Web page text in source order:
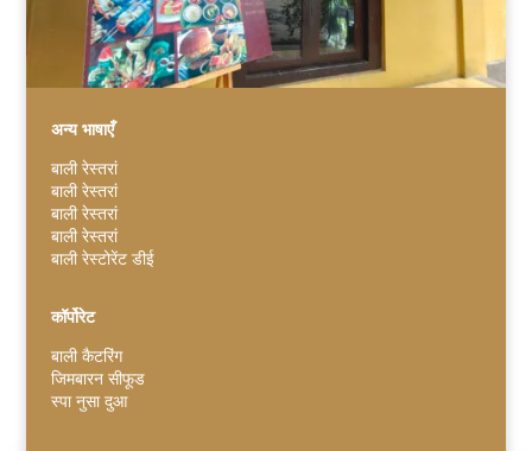
अन्य भाषाएँ
बाली रेस्तरां
बाली रेस्तरां
बाली रेस्तरां
बाली रेस्तरां
बाली रेस्टोरेंट डीई
कॉर्पोरेट
बाली कैटरिंग
जिमबारन सीफूड
स्पा नुसा दुआ